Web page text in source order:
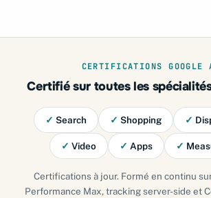
CERTIFICATIONS GOOGLE
Certifié sur toutes les
✓ Search ✓ Shopping ✓
✓ Video ✓ Apps ✓
Certifications à jour. Formé en continu
Performance Max, tracking server-side et